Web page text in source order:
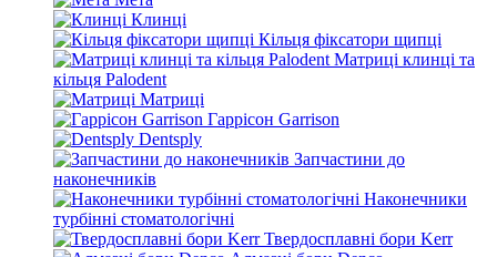
Клинці
Кільця фіксатори щипці
Матриці клинці та
кільця Palodent
Матриці
Гаррісон Garrison
Dentsply
Запчастини до
наконечників
Наконечники
турбінні стоматологічні
Твердосплавні бори Kerr